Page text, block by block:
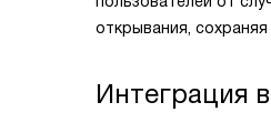
открывания,
Интеграция